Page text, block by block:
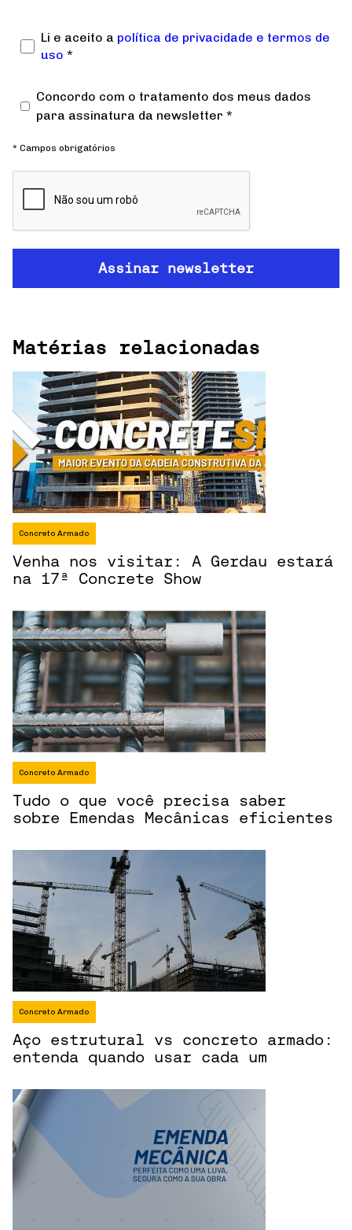
Li e aceito a política de privacidade e termos de
uso *
Concordo com o tratamento dos meus dados
para assinatura da newsletter *
* Campos obrigatórios
Matérias relacionadas
Concreto Armado
Venha nos visitar: A Gerdau estará
na 17ª Concrete Show
Concreto Armado
Tudo o que você precisa saber
sobre Emendas Mecânicas eficientes
Concreto Armado
Aço estrutural vs concreto armado:
entenda quando usar cada um